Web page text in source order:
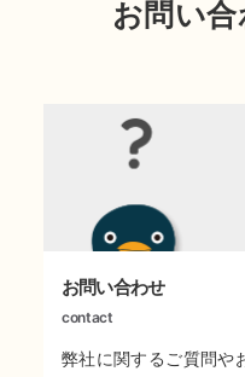
お問い
お問い合わせ
contact
弊社に関するご質問や